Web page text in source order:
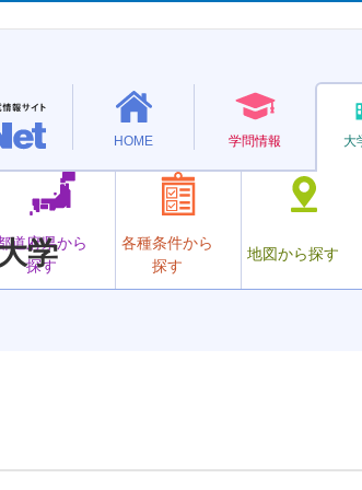
HOME 学問情報 大
道府県から
探す
各種条件から
探す
地図から探す
学